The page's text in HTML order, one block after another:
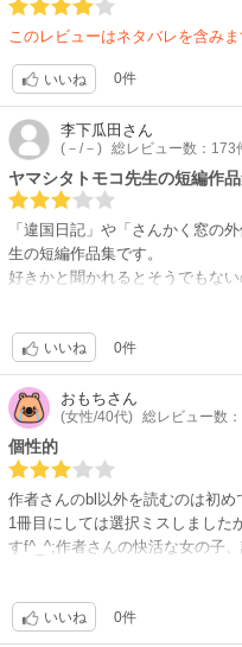
このレビューはネタバレを含み
いいね 0件
李下瓜田 さん
(－/－) 総レビュー数：173
ヤマシタトモコ先生の短編作
「違国日記」や「さんかく窓の
生の短編作品集です。
好きかと聞かれるとそうでもな
「edge of her」です。思春期
感覚は先生の作品でしか味わえな
色々なジャンルの短編が収録さ
く作品が違うかもしれません。
いいね 0件
おもちさん
(女性/40代) 総レビュー数
個性的
作者さんのbl以外を読むのは初め
1冊目にしては選択ミスしました
すf^_^;作者さんの快活な女の子
いいね 0件